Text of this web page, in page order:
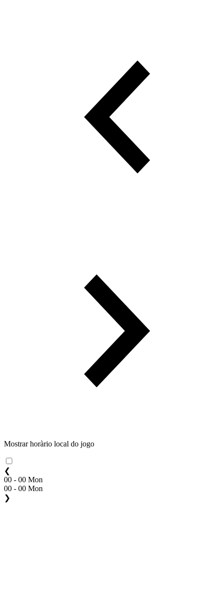
Mostrar horàrio local do jogo
❮
00 - 00 Mon
00 - 00 Mon
❯